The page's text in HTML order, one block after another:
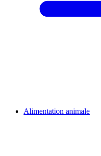
Alimentation animale